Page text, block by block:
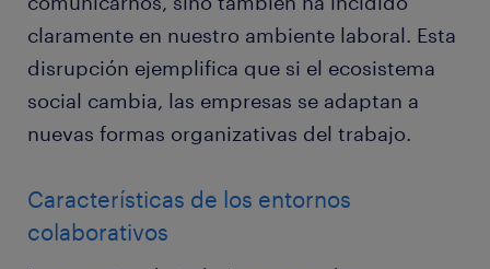
claramente en nuestro ambiente laboral. Esta
disrupción ejemplifica que si el ecosistema
social cambia, las empresas se adaptan a
nuevas formas organizativas del trabajo.
Características de los entornos
colaborativos